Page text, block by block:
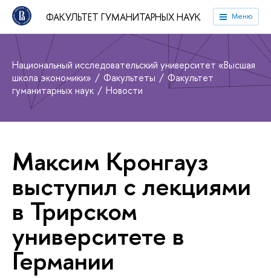
ФАКУЛЬТЕТ ГУМАНИТАРНЫХ НАУК Меню
Национальный исследовательский университет «Высшая
школа экономики»
Факультеты
Факультет
гуманитарных наук
Новости
Максим Кронгауз
выступил с лекциями
в Трирском
университете в
Германии